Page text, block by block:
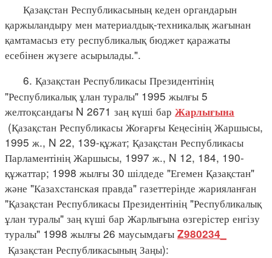
Қазақстан Республикасының кеден органдарын
қаржыландыру мен материалдық-техникалық жағынан
қамтамасыз ету республикалық бюджет қаражаты
есебінен жүзеге асырылады.".
6. Қазақстан Республикасы Президентінің
"Республикалық ұлан туралы" 1995 жылғы 5
желтоқсандағы N 2671 заң күші бар Жарлығына
(Қазақстан Республикасы Жоғарғы Кеңесінің Жаршысы,
1995 ж., N 22, 139-құжат; Қазақстан Республикасы
Парламентінің Жаршысы, 1997 ж., N 12, 184, 190-
құжаттар; 1998 жылғы 30 шілдеде "Егемен Қазақстан"
және "Казахстанская правда" газеттерінде жарияланған
"Қазақстан Республикасы Президентінің "Республикалық
ұлан туралы" заң күші бар Жарлығына өзгерістер енгізу
туралы" 1998 жылғы 26 маусымдағы Z980234_
Қазақстан Республикасының Заңы):